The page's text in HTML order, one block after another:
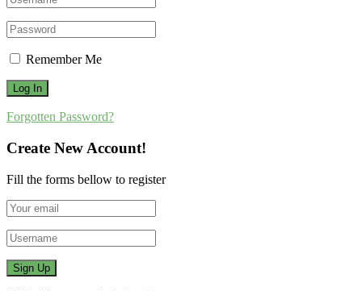
Remember Me
Forgotten Password?
Create New Account!
Fill the forms bellow to register